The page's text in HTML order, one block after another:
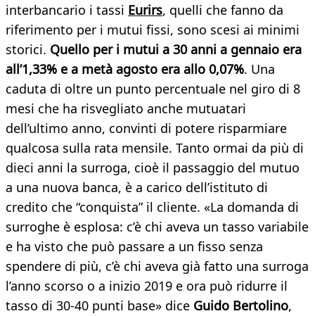
interbancario i tassi Eurirs, quelli che fanno da
riferimento per i mutui fissi, sono scesi ai minimi
storici. Quello per i mutui a 30 anni a gennaio era
all’1,33% e a metà agosto era allo 0,07%. Una
caduta di oltre un punto percentuale nel giro di 8
mesi che ha risvegliato anche mutuatari
dell’ultimo anno, convinti di potere risparmiare
qualcosa sulla rata mensile. Tanto ormai da più di
dieci anni la surroga, cioè il passaggio del mutuo
a una nuova banca, è a carico dell’istituto di
credito che “conquista” il cliente. «La domanda di
surroghe è esplosa: c’è chi aveva un tasso variabile
e ha visto che può passare a un fisso senza
spendere di più, c’è chi aveva già fatto una surroga
l’anno scorso o a inizio 2019 e ora può ridurre il
tasso di 30-40 punti base» dice Guido Bertolino,